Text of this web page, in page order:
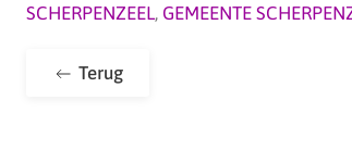
SCHERPENZEEL, GEMEENTE
Terug